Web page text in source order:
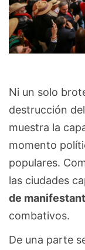
Ni un solo
destrucción
muestra la
momento
populares.
las ciudades
de
combativos.
De una parte